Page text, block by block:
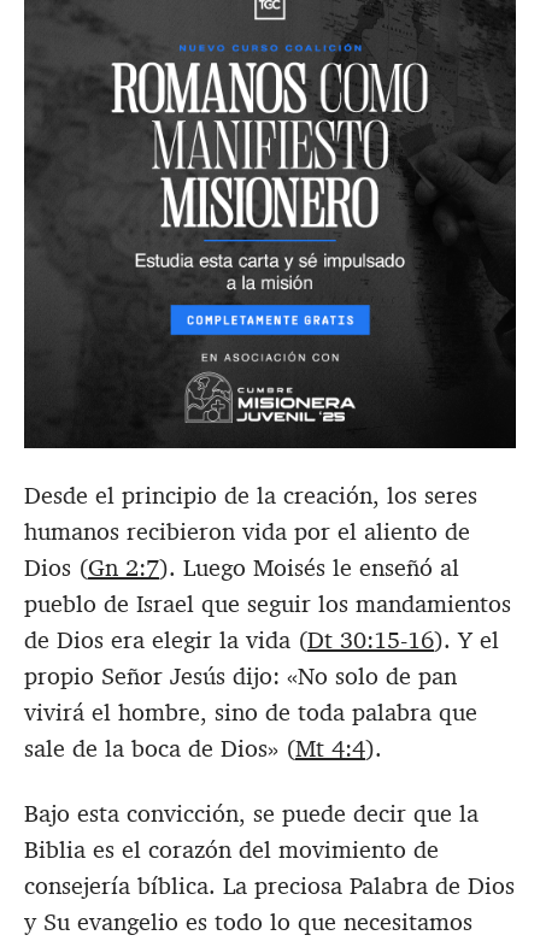
Desde el principio de la creación, los seres
humanos recibieron vida por el aliento de
Dios (Gn 2:7). Luego Moisés le enseñó al
pueblo de Israel que seguir los mandamientos
de Dios era elegir la vida (Dt 30:15-16). Y el
propio Señor Jesús dijo: «No solo de pan
vivirá el hombre, sino de toda palabra que
sale de la boca de Dios» (Mt 4:4).
Bajo esta convicción, se puede decir que la
Biblia es el corazón del movimiento de
consejería bíblica. La preciosa Palabra de Dios
y Su evangelio es todo lo que necesitamos